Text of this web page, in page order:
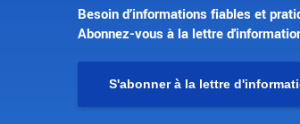
Besoin d’informations fiables et
Abonnez-vous à la lettre
S'abonner à la lettre